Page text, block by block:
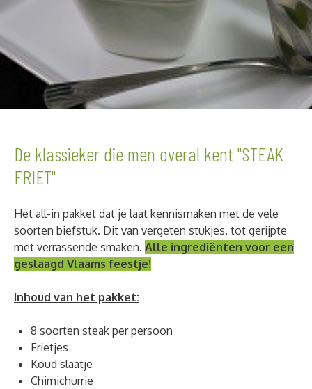
De klassieker die men overal kent "STEAK
FRIET"
Het all-in pakket dat je laat kennismaken met de vele
soorten biefstuk. Dit van vergeten stukjes, tot gerijpte
met verrassende smaken. Alle ingrediënten voor een
geslaagd Vlaams feestje!
Inhoud van het pakket:
8 soorten steak per persoon
Frietjes
Koud slaatje
Chimichurrie